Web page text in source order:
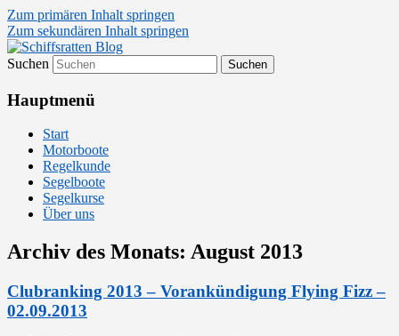
Zum primären Inhalt springen
Zum sekundären Inhalt springen
Schiffsratten Blog
Segelsport in Second Life
Suchen
Hauptmenü
Start
Motorboote
Regelkunde
Segelboote
Segelkurse
Über uns
Archiv des Monats: August 2013
Clubranking 2013 – Vorankündigung Flying Fizz –
02.09.2013